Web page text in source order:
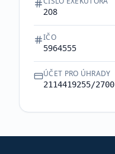
208
IČO
5964555
ÚČET PRO ÚHRADY
2114419255/2700